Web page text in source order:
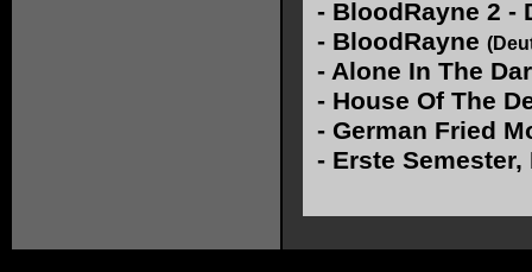
- BloodRayne 2 -
- BloodRayne
- Alone In The
- House Of The
- German Fried
- Erste